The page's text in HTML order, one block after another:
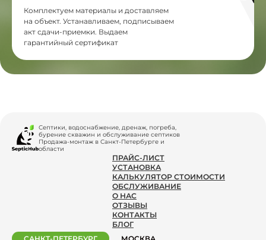
Комплектуем материалы и доставляем
на объект. Устанавливаем, подписываем
акт сдачи-приемки. Выдаем
гарантийный сертификат
Септики, водоснабжение, дренаж, погреба,
бурение скважин и обслуживание септиков
Продажа-монтаж в Санкт-Петербурге и
области
ПРАЙС-ЛИСТ
УСТАНОВКА
КАЛЬКУЛЯТОР СТОИМОСТИ
ОБСЛУЖИВАНИЕ
О НАС
ОТЗЫВЫ
КОНТАКТЫ
БЛОГ